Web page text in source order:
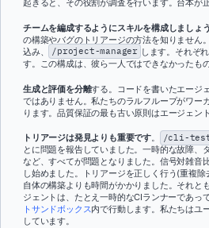
起きると、その役割が調査を行います。台本が止
チームを編成するようにスキルを構成しましょう
の構築やバグのトリアージの方法を知りません。
込み、
/project-manager します。それぞ
す。この構成は、彼ら一人ではできなかったも
生成と評価を分離する。コードを書いたエージ
ではありません。私たちのラルフループがワー
ります。品質保証の最も古い原則はエージェン
トリアージは発見よりも重要です。 /cli-
とに問題を報告していました。一時的な故障、
など、すべてが問題となりました。信号対雑音
し始めました。トリアージを正しく行う(重複
自体の構築よりも時間がかかりました。それと
ジェントは、たとえ一時的なCIランナーであっ
トサンドボックス内で行動します。私たちはユ
しています。